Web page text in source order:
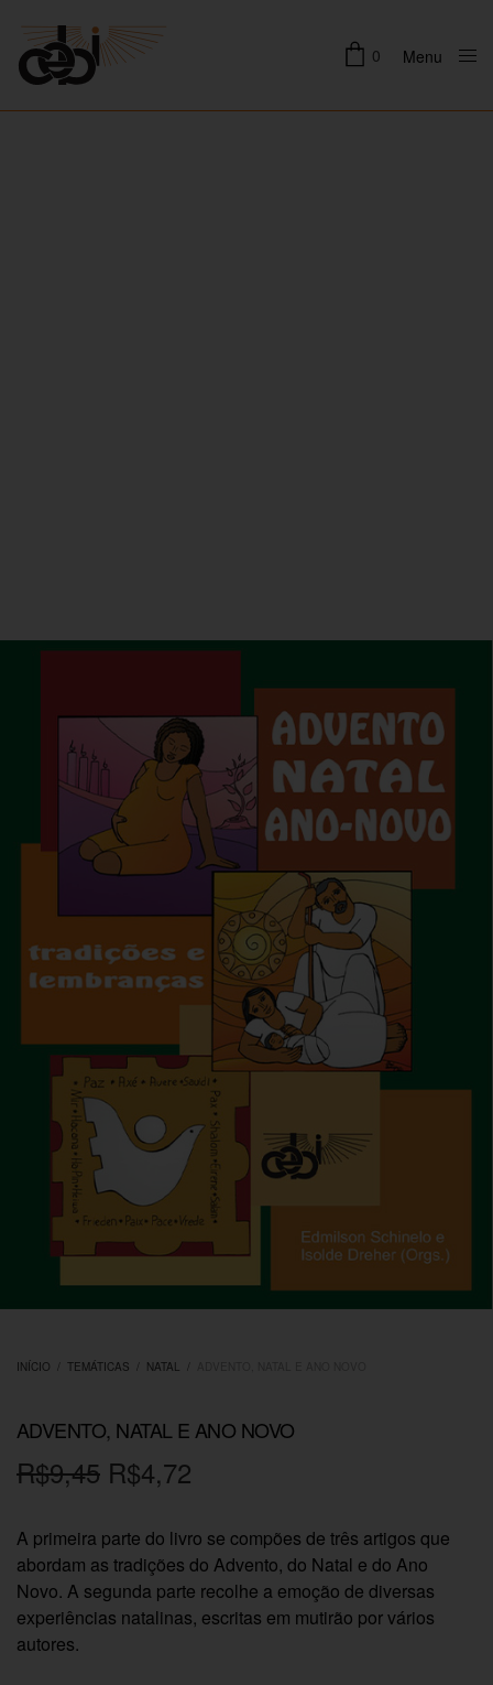
0 Menu
INÍCIO TEMÁTICAS NATAL
ADVENTO, NATAL E ANO NOVO
R$9,45 O
original
era:
R$9,45.
R$4,72
atual é:
R$4,72.
A primeira parte do livro se compões de três artigos que
abordam as tradições do Advento, do Natal e do Ano
Novo. A segunda parte recolhe a emoção de diversas
experiências natalinas, escritas em mutirão por vários
autores.